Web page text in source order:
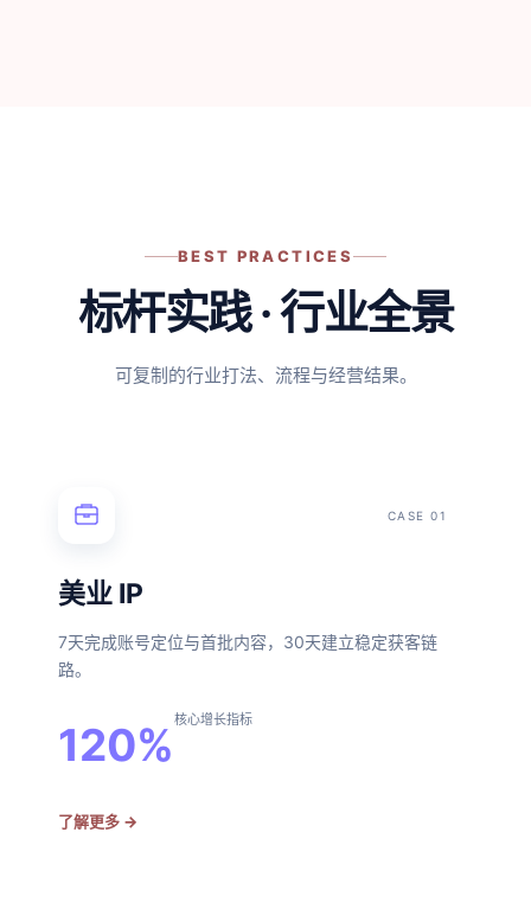
BEST PRACTICES
标杆实践 · 行业全景
可复制的行业打法、流程与经营结果。
CASE 01
美业 IP
7天完成账号定位与首批内容，30天建立稳定获客链
路。
120% 核心增长指标
了解更多 →